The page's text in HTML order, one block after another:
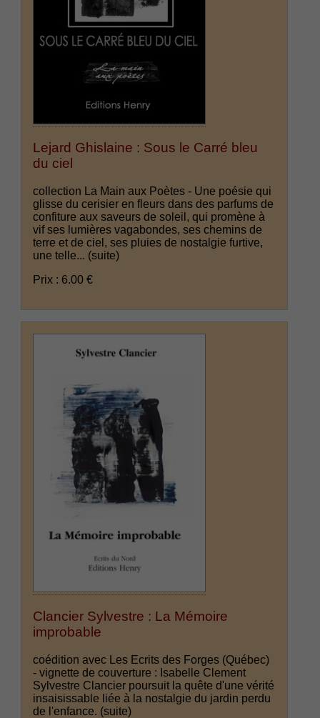
Lejard Ghislaine : Sous le Carré bleu
du ciel
collection La Main aux Poètes - Une poésie qui
glisse du cerisier en fleurs dans des parfums de
confiture aux saveurs de soleil, qui promène à
vif ses lumières vagabondes, ses chemins de
terre et de ciel, ses pluies de nostalgie furtive,
une telle... (suite)
Prix : 6.00 €
Clancier Sylvestre : La Mémoire
improbable
coédition avec Les Ecrits des Forges (Québec)
- vignette de couverture : Isabelle Clement
Sylvestre Clancier poursuit la quête d'une vérité
insaisissable liée à la nostalgie du jardin perdu
de l'enfance. (suite)